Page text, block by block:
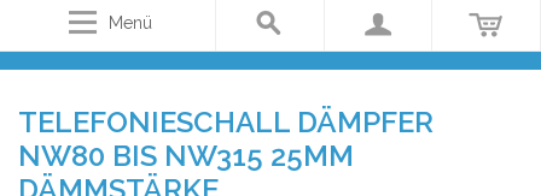
Menü
TELEFONIESCHALL DÄMPFER
NW80 BIS NW315 25MM